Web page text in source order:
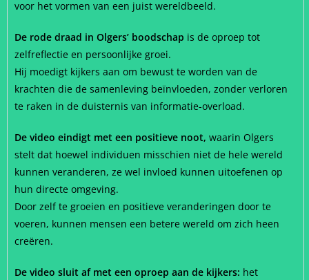
voor het vormen van een juist wereldbeeld.
De rode draad in Olgers’ boodschap is de oproep tot
zelfreflectie en persoonlijke groei.
Hij moedigt kijkers aan om bewust te worden van de
krachten die de samenleving beïnvloeden, zonder verloren
te raken in de duisternis van informatie-overload.
De video eindigt met een positieve noot, waarin Olgers
stelt dat hoewel individuen misschien niet de hele wereld
kunnen veranderen, ze wel invloed kunnen uitoefenen op
hun directe omgeving.
Door zelf te groeien en positieve veranderingen door te
voeren, kunnen mensen een betere wereld om zich heen
creëren.
De video sluit af met een oproep aan de kijkers: het